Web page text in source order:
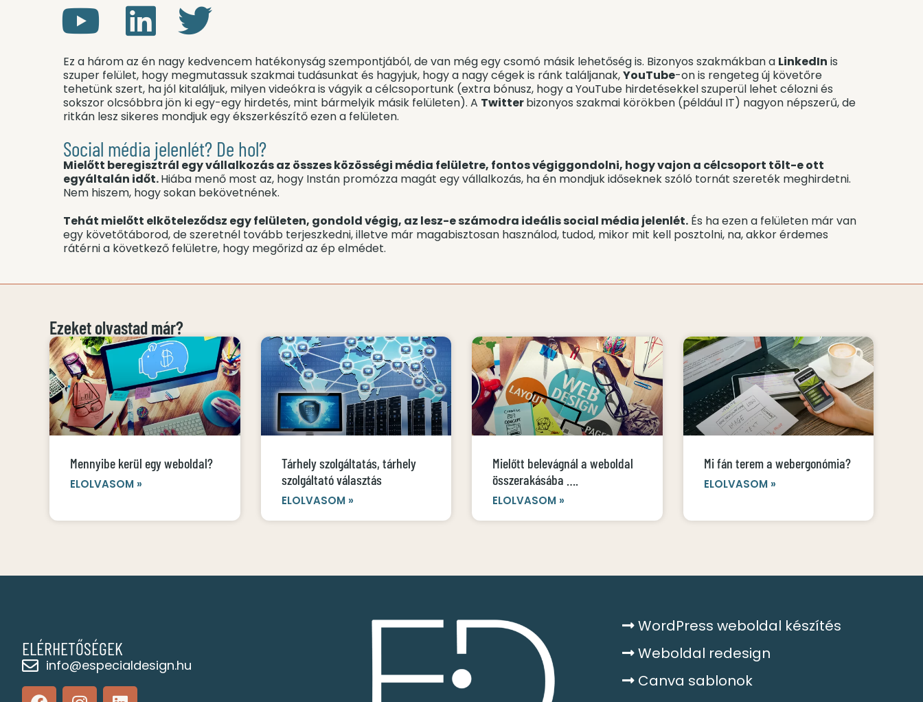
Ez a három az én nagy kedvencem hatékonyság szempontjából, de van még egy csomó másik lehetőség is. Bizonyos szakmákban a LinkedIn is
szuper felület, hogy megmutassuk szakmai tudásunkat és hagyjuk, hogy a nagy cégek is ránk találjanak,YouTube-on is rengeteg új követőre
tehetünk szert, ha jól kitaláljuk, milyen videókra is vágyik a célcsoportunk (extra bónusz, hogy a YouTube hirdetésekkel szuperül lehet célozni és
sokszor olcsóbbra jön ki egy-egy hirdetés, mint bármelyik másik felületen). A Twitterbizonyos szakmai körökben (például IT) nagyon népszerű, de
ritkán lesz sikeres mondjuk egy ékszerkészítő ezen a felületen.
Social média jelenlét? De hol?
Mielőtt beregisztrál egy vállalkozás az összes közösségi média felületre, fontos végiggondolni, hogy vajon a célcsoport tölt-e ott
egyáltalán időt.Hiába menő most az, hogy Instán promózza magát egy vállalkozás, ha én mondjuk időseknek szóló tornát szereték meghirdetni.
Nem hiszem, hogy sokan bekövetnének.
Tehát mielőtt elköteleződsz egy felületen, gondold végig, az lesz-e számodra ideális social média jelenlét. És ha ezen a felületen már van
egy követőtáborod, de szeretnél tovább terjeszkedni, illetve már magabisztosan használod, tudod, mikor mit kell posztolni, na, akkor érdemes
rátérni a következő felületre, hogy megőrizd az ép elmédet.
Ezeket olvastad már?
Mennyibe kerül egy weboldal?
ELOLVASOM »
Tárhely szolgáltatás, tárhely
szolgáltató választás
ELOLVASOM »
Mielőtt belevágnál a weboldal
összerakásába ….
ELOLVASOM »
Mi fán terem a webergonómia?
ELOLVASOM »
ELÉRHETŐSÉGEK
info@especialdesign.hu
WordPress weboldal készítés
Weboldal redesign
Canva sablonok